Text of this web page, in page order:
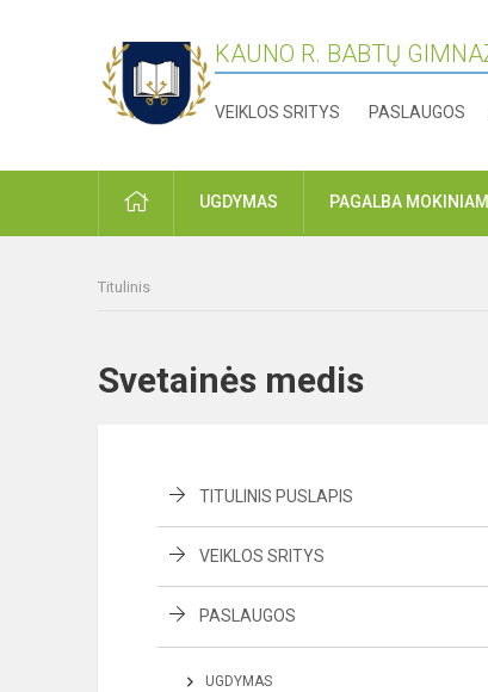
KAUNO R. BABTŲ
VEIKLOS SRITYS PASLAUGOS
PRADŽIAUGDYMAS PAGALBA
Titulinis
Svetainės medis
TITULINIS PUSLAPIS
VEIKLOS SRITYS
PASLAUGOS
UGDYMAS